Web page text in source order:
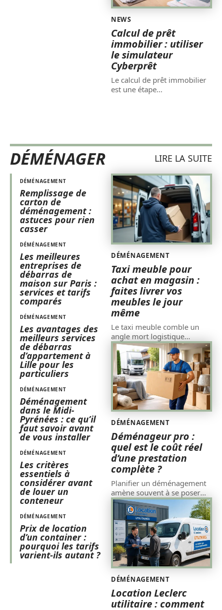
NEWS
Calcul de prêt
immobilier : utiliser
le simulateur
Cyberprêt
Le calcul de prêt immobilier
est une étape…
DÉMÉNAGER LIRE LA SUITE
DÉMÉNAGEMENT
Remplissage de
carton de
déménagement :
astuces pour rien
casser
DÉMÉNAGEMENT
Les meilleures
entreprises de
débarras de
maison sur Paris :
services et tarifs
comparés
DÉMÉNAGEMENT
Les avantages des
meilleurs services
de débarras
d’appartement à
Lille pour les
particuliers
DÉMÉNAGEMENT
Déménagement
dans le Midi-
Pyrénées : ce qu’il
faut savoir avant
de vous installer
DÉMÉNAGEMENT
Les critères
essentiels à
considérer avant
de louer un
conteneur
DÉMÉNAGEMENT
Prix de location
d’un container :
pourquoi les tarifs
varient-ils autant ?
DÉMÉNAGEMENT
Taxi meuble pour
achat en magasin :
faites livrer vos
meubles le jour
même
Le taxi meuble comble un
angle mort logistique…
DÉMÉNAGEMENT
Déménageur pro :
quel est le coût réel
d’une prestation
complète ?
Planifier un déménagement
amène souvent à se poser…
DÉMÉNAGEMENT
Location Leclerc
utilitaire : comment